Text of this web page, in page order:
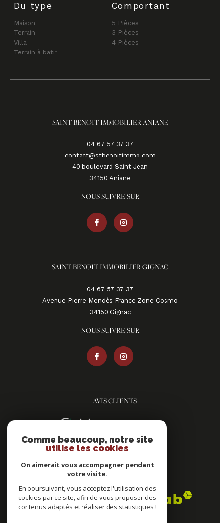
Du type
Maison
Terrain
Villa
Terrain à batir
Comportant
5 Pièces
3 Pièces
4 Pièces
SAINT BENOIT IMMOBILIER ANIANE
04 67 57 37 37
contact@stbenoitimmo.com
40 boulevard Saint Jean
34150
aniane
NOUS SUIVRE SUR
SAINT BENOIT IMMOBILIER GIGNAC
04 67 57 37 37
Avenue Pierre Mendès France Zone Cosmo
34150
gignac
NOUS SUIVRE SUR
AVIS CLIENTS
ADHÉRENTS
Comme beaucoup, notre site
utilise les cookies
On aimerait vous accompagner pendant
votre visite.
En poursuivant, vous acceptez l'utilisation des
cookies par ce site, afin de vous proposer des
contenus adaptés et réaliser des statistiques !